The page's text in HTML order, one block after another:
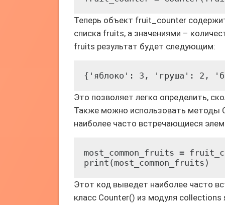
Теперь объект fruit_counter
списка fruits, а значениями –
fruits результат будет следующим:
{'яблоко': 3, 'груша': 2,
Это позволяет легко определить,
Также можно использовать методы
наиболее часто встречающиеся
most_common_fruits =
print(most_common_fruits)
Этот код выведет наиболее часто
класс Counter() из модуля